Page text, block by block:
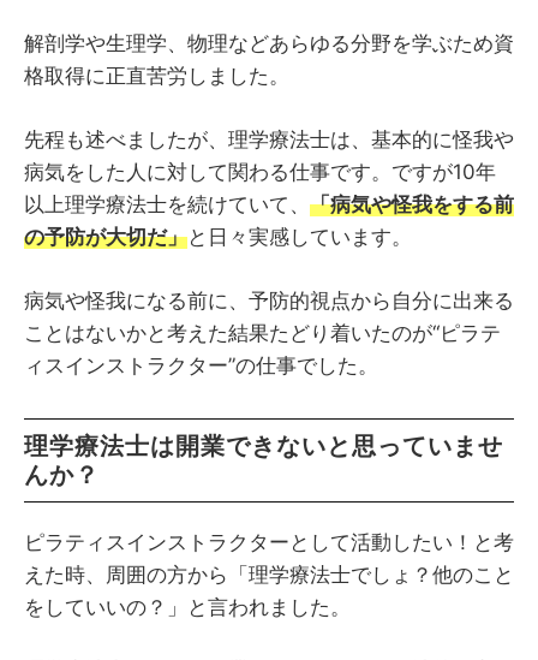
解剖学や生理学、物理などあらゆる分野を学ぶため資
格取得に正直苦労しました。
先程も述べましたが、理学療法士は、基本的に怪我や
病気をした人に対して関わる仕事です。ですが10年
以上理学療法士を続けていて、 「病気や怪我をする前
の予防が大切だ」と日々実感しています。
病気や怪我になる前に、予防的視点から自分に出来る
ことはないかと考えた結果たどり着いたのが“ピラテ
ィスインストラクター”の仕事でした。
理学療法士は開業できないと思っていませ
んか？
ピラティスインストラクターとして活動したい！と考
えた時、周囲の方から「理学療法士でしょ？他のこと
をしていいの？」と言われました。